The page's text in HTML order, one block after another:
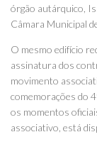
órgão autárquico,
Câmara Municipal
O mesmo edifício
assinatura dos
movimento
comemorações do
os momentos
associativo, está